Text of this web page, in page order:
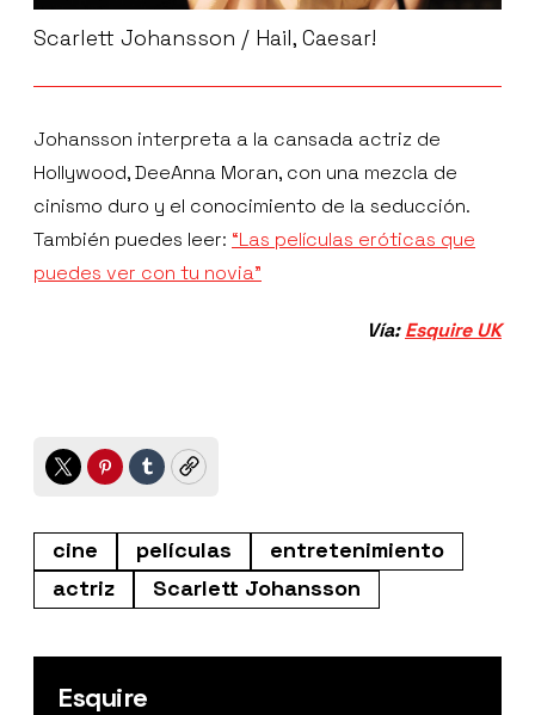
Scarlett Johansson / Hail, Caesar!
Johansson interpreta a la cansada actriz de
Hollywood, DeeAnna Moran, con una mezcla de
cinismo duro y el conocimiento de la seducción.
También puedes leer: “Las películas eróticas que
puedes ver con tu novia”
Vía:Esquire UK
TwitterPinterest
TumblrCopy
cine películas
entretenimiento
actriz
Scarlett Johansson
Esquire